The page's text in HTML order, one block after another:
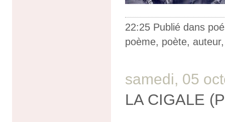
22:25 Publié dans
poème, poète, auteur
samedi, 05
LA CIGALE